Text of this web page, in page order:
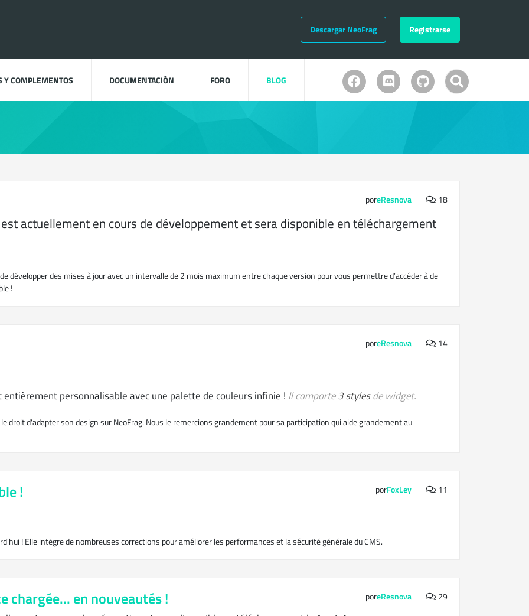
Descargar NeoFrag Registrarse
Y COMPLEMENTOS DOCUMENTACIÓN FORO BLOG
poreResnova 18
est actuellement en cours de développement et sera disponible en téléchargement
développer des mises à jour avec un intervalle de 2 mois maximum entre chaque version pour vous permettre d’accéder à de
!
poreResnova 14
personnalisable avec une palette de couleurs infinie ! Il comporte3 stylesde widget.
le droit d'adapter son design sur NeoFrag. Nous le remercions grandement pour sa participation qui aide grandement au
porFoxLey 11
!
! Elle intègre de nombreuses corrections pour améliorer les performances et la sécurité générale du CMS.
poreResnova 29
chargée... en nouveautés !